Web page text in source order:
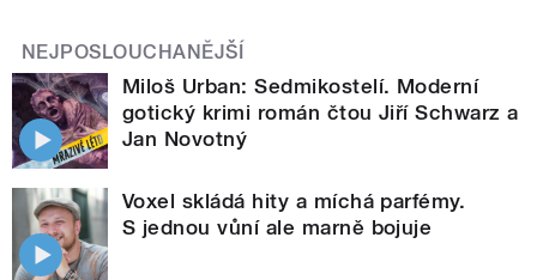
NEJPOSLOUCHANĚJŠÍ
Miloš Urban: Sedmikostelí. Moderní
gotický krimi román čtou Jiří Schwarz a
Jan Novotný
Voxel skládá hity a míchá parfémy.
S jednou vůní ale marně bojuje